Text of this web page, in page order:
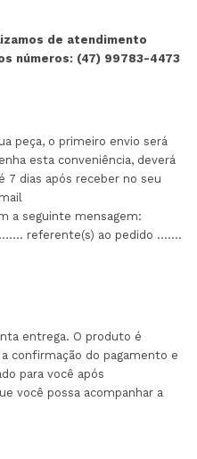
de atendimento
números: (47) 99783-4473
peça, o primeiro envio será
esta conveniência, deverá
7 dias após receber no seu
a seguinte mensagem:
referente(s) ao pedido .......
entrega. O produto é
confirmação do pagamento e
para você após
você possa acompanhar a